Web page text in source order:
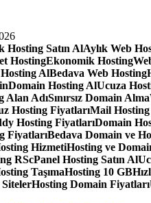
Hosting Satın AlAylık Web
HostingEkonomik Hosting
AlBedava Web Hosting
Domain Hosting AlUcuza
Alan AdıSınırsız Domain Alma
Hosting FiyatlarıMail
Hosting FiyatlarıDomain
FiyatlarıBedava Domain ve
HizmetiHosting ve
RScPanel Hosting Satın Al
TaşımaHosting 10 GB
Hosting Domain Fiyatları